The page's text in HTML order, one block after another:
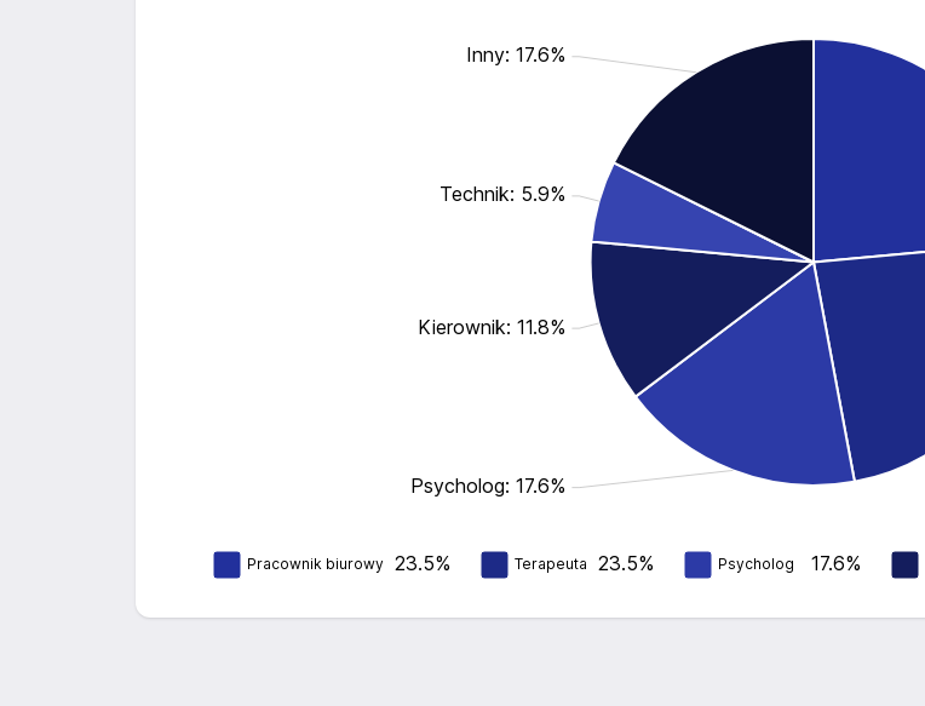
Psycholog: 17.6%
Kierownik: 11.8%
Technik: 5.9%
Inny: 17.6%
Pracownik biurowy 23.5% Terapeuta 23.5% Psycholog 17.6%